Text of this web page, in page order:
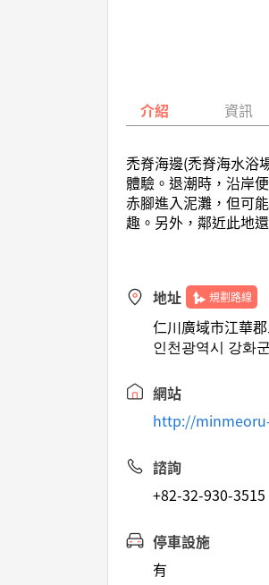
介紹 資訊
禿脊海邊(禿脊海水浴
體驗。退潮時，沿岸
赤腳進入泥灘，但可
趣。另外，鄰近此地
地址 規劃路線
仁川廣域市江華
인천광역시 강화
網站
http://
諮詢
+82-32-930-3515
停車設施
有